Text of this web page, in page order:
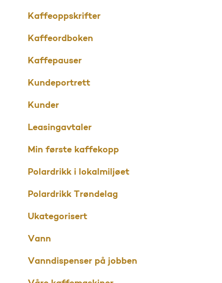
Kaffeoppskrifter
Kaffeordboken
Kaffepauser
Kundeportrett
Kunder
Leasingavtaler
Min første kaffekopp
Polardrikk i lokalmiljøet
Polardrikk Trøndelag
Ukategorisert
Vann
Vanndispenser på jobben